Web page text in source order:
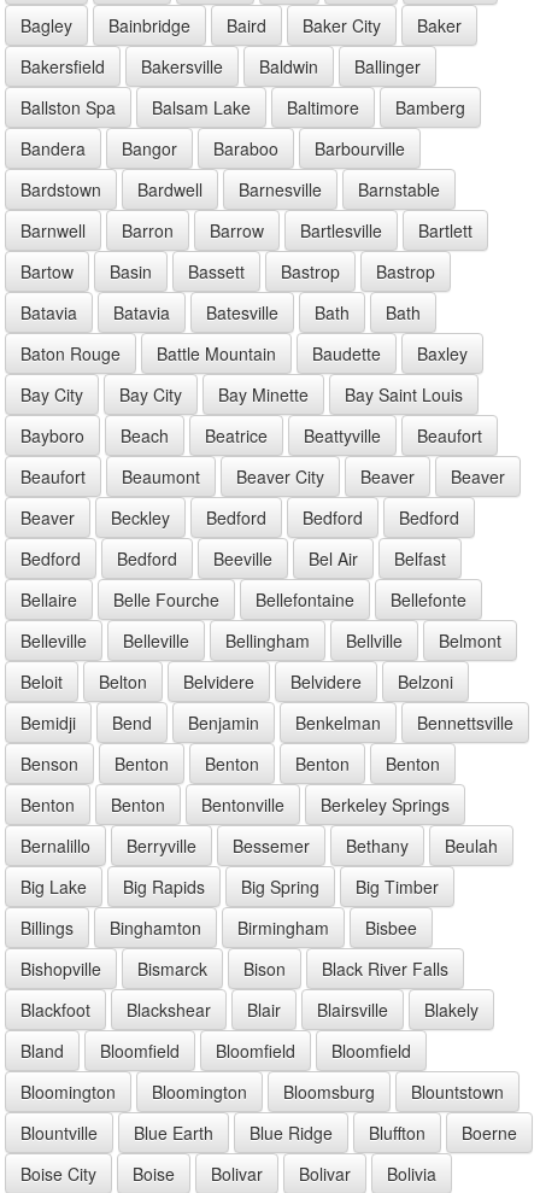
Bagley
Bainbridge Baird Baker City
Baker
Bakersfield
Bakersville Baldwin
Ballinger
Ballston Spa
Balsam Lake Baltimore
Bamberg
Bandera
Bangor Baraboo
Barbourville
Bardstown
Bardwell Barnesville
Barnstable
Barnwell
Barron Barrow Bartlesville
Bartlett
Bartow
Basin Bassett Bastrop
Bastrop
Batavia
Batavia Batesville Bath
Bath
Baton Rouge
Battle Mountain Baudette
Baxley
Bay City
Bay City Bay Minette
Bay Saint Louis
Bayboro
Beach Beatrice Beattyville
Beaufort
Beaufort
Beaumont Beaver City Beaver
Beaver
Beaver
Beckley Bedford Bedford
Bedford
Bedford
Bedford Beeville Bel Air
Belfast
Bellaire
Belle Fourche Bellefontaine
Bellefonte
Belleville
Belleville Bellingham Bellville
Belmont
Beloit
Belton Belvidere Belvidere
Belzoni
Bemidji
Bend Benjamin Benkelman
Bennettsville
Benson
Benton Benton Benton
Benton
Benton
Benton Bentonville
Berkeley Springs
Bernalillo
Berryville Bessemer Bethany
Beulah
Big Lake
Big Rapids Big Spring
Big Timber
Billings
Binghamton Birmingham
Bisbee
Bishopville
Bismarck Bison
Black River Falls
Blackfoot
Blackshear Blair Blairsville
Blakely
Bland
Bloomfield Bloomfield
Bloomfield
Bloomington
Bloomington Bloomsburg
Blountstown
Blountville
Blue Earth Blue Ridge Bluffton
Boerne
Boise City
Boise Bolivar Bolivar
Bolivia